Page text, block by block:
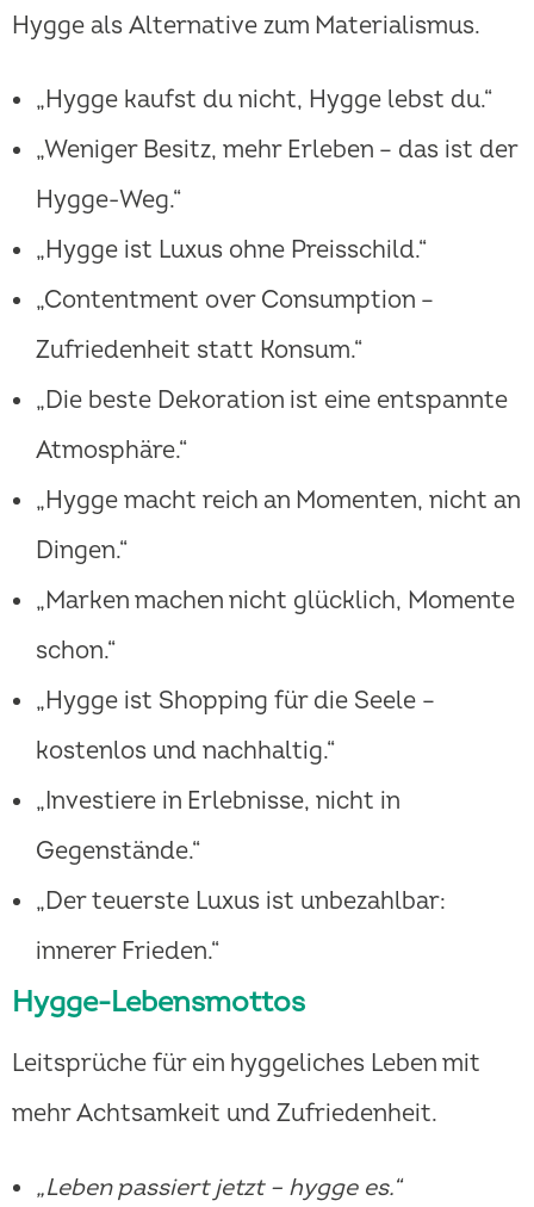
Hygge als Alternative zum Materialismus.
„Hygge kaufst du nicht, Hygge lebst du.“
„Weniger Besitz, mehr Erleben – das ist der
Hygge-Weg.“
„Hygge ist Luxus ohne Preisschild.“
„Contentment over Consumption –
Zufriedenheit statt Konsum.“
„Die beste Dekoration ist eine entspannte
Atmosphäre.“
„Hygge macht reich an Momenten, nicht an
Dingen.“
„Marken machen nicht glücklich, Momente
schon.“
„Hygge ist Shopping für die Seele –
kostenlos und nachhaltig.“
„Investiere in Erlebnisse, nicht in
Gegenstände.“
„Der teuerste Luxus ist unbezahlbar:
innerer Frieden.“
Hygge-Lebensmottos
Leitsprüche für ein hyggeliches Leben mit
mehr Achtsamkeit und Zufriedenheit.
„Leben passiert jetzt – hygge es.“